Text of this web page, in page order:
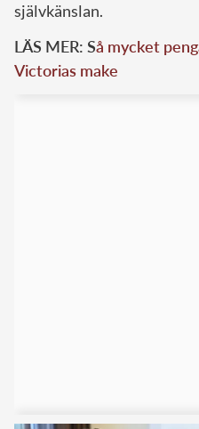
självkänslan.
LÄS MER: Så mycket
Victorias make